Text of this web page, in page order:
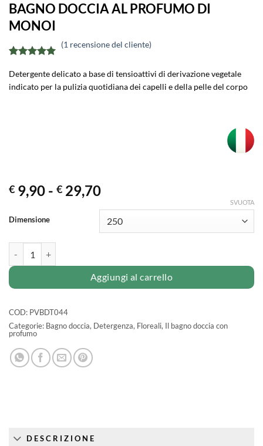
BAGNO DOCCIA AL PROFUMO DI
MONOI
su 5 su
base di
recensioni
(1 recensione del cliente)
Detergente delicato a base di tensioattivi di derivazione vegetale
indicato per la pulizia quotidiana dei capelli e della pelle del corpo
€ 9,90 - € 29,70Fascia
prezzo:
da
€ 29,70
Dimensione
SVUOTA
Aggiungi al carrello
COD: PVBDT044
Categorie: Bagno doccia, Detergenza, Floreali, Il bagno doccia con
profumo
DESCRIZIONE